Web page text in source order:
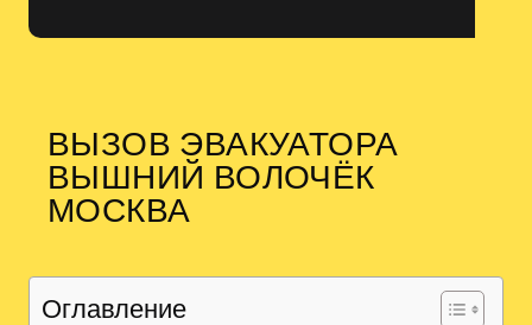
ВЫЗОВ ЭВАКУАТОРА
ВЫШНИЙ ВОЛОЧЁК
МОСКВА
Оглавление